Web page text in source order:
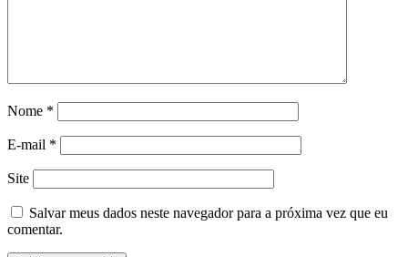
Nome *
E-mail *
Site
Salvar meus dados neste navegador para a próxima vez que eu
comentar.